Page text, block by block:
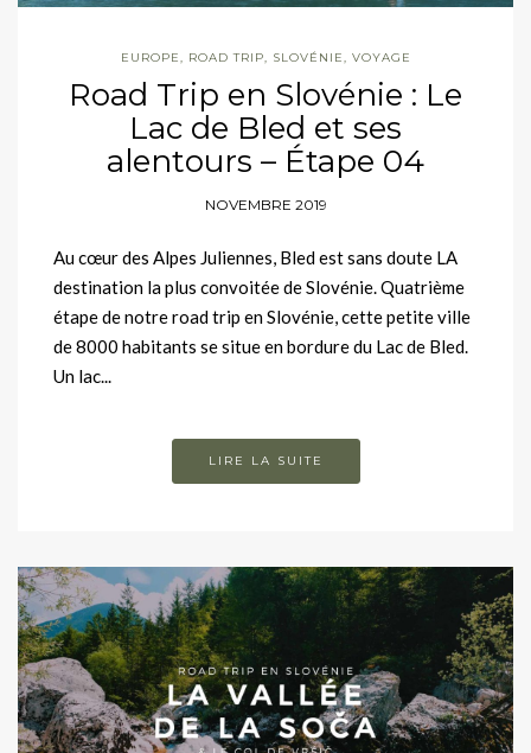
EUROPE ROAD TRIP SLOVÉNIE VOYAGE
Road Trip en Slovénie : Le
Lac de Bled et ses
alentours – Étape 04
NOVEMBRE 2019
Au cœur des Alpes Juliennes, Bled est sans doute LA
destination la plus convoitée de Slovénie. Quatrième
étape de notre road trip en Slovénie, cette petite ville
de 8000 habitants se situe en bordure du Lac de Bled.
Un lac...
LIRE LA SUITE